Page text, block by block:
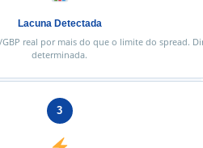
Lacuna Detectada
GBP real por mais do que o limite do spread.
determinada.
3